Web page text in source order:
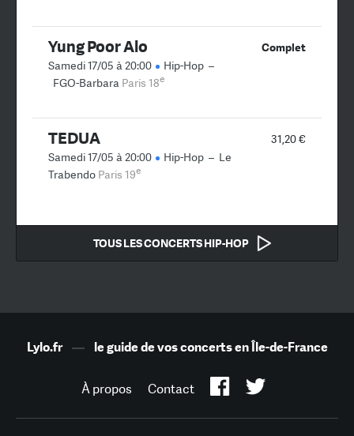
Complet
Yung Poor Alo
Samedi 17/05 à 20:00 Hip-Hop –
FGO-Barbara Paris 18e
31,20 €
TEDUA
Samedi 17/05 à 20:00 Hip-Hop – Le
Trabendo Paris 19e
TOUS LES CONCERTS HIP-HOP
Lylo.fr— le guide de vos concerts en Île-de-France
À propos Contact